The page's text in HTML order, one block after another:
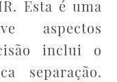
Esta é uma
aspectos
inclui o
separação.